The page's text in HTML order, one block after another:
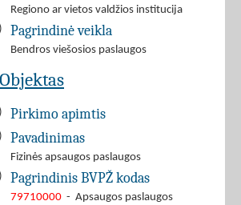
Regiono ar vietos valdžios institucija
Pagrindinė veikla
Bendros viešosios paslaugos
Pirkimo apimtis
Pavadinimas
Fizinės apsaugos paslaugos
Pagrindinis BVPŽ kodas
79710000 - Apsaugos paslaugos